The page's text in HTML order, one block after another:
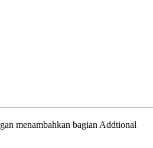
menambahkan bagian Addtional